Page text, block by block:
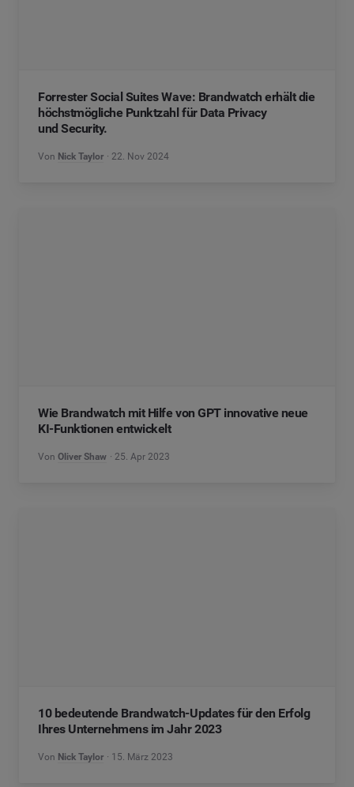
Forrester Social Suites Wave: Brandwatch erhält die
höchstmögliche Punktzahl für Data Privacy
und Security.
Von Nick Taylor 22. Nov 2024
Wie Brandwatch mit Hilfe von GPT innovative neue
KI-Funktionen entwickelt
Von Oliver Shaw 25. Apr 2023
10 bedeutende Brandwatch-Updates für den Erfolg
Ihres Unternehmens im Jahr 2023
Von Nick Taylor 15. März 2023